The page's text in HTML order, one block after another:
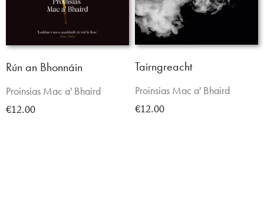
Rún an Bhonnáin
Proinsias Mac a' Bhaird
€12.00
Tairngreacht
Proinsias Mac a' Bhaird
€12.00